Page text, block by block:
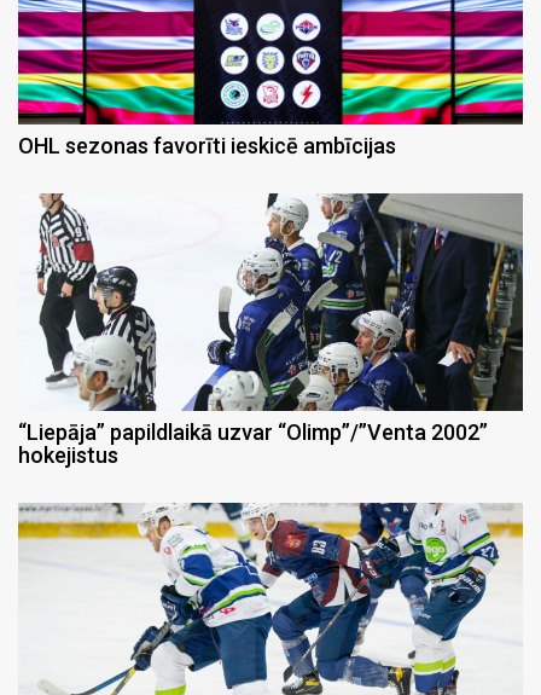
OHL sezonas favorīti ieskicē ambīcijas
“Liepāja” papildlaikā uzvar “Olimp”/”Venta 2002”
hokejistus